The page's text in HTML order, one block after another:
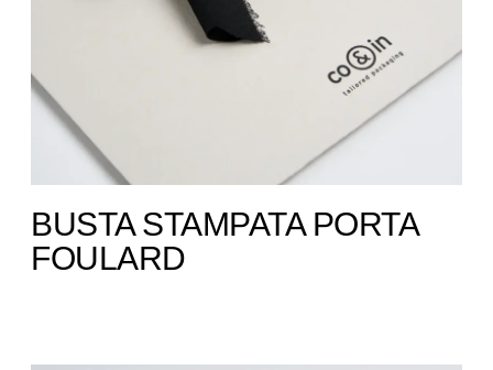
BUSTA STAMPATA PORTA
FOULARD ​